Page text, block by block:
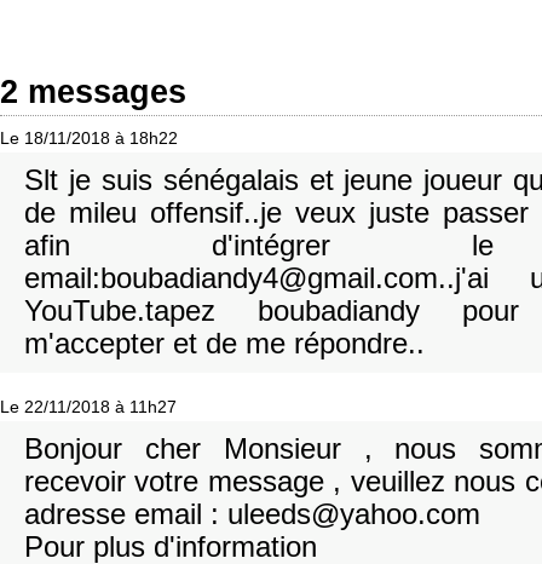
2 messages
Le 18/11/2018 à 18h22
Slt je suis sénégalais et jeune joueur
de mileu offensif..je veux juste
afin d'intégrer le
YouTube.tapez boubadiandy
m'accepter et de me répondre..
Le 22/11/2018 à 11h27
Bonjour cher Monsieur , nous
recevoir votre message , veuillez nous
adresse email : uleeds@yahoo.com
Pour plus d'information